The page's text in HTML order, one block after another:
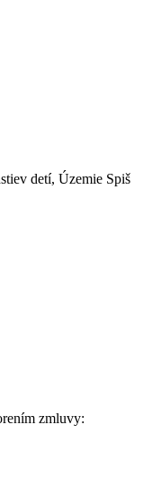
detí, Územie Spiš
zmluvy: